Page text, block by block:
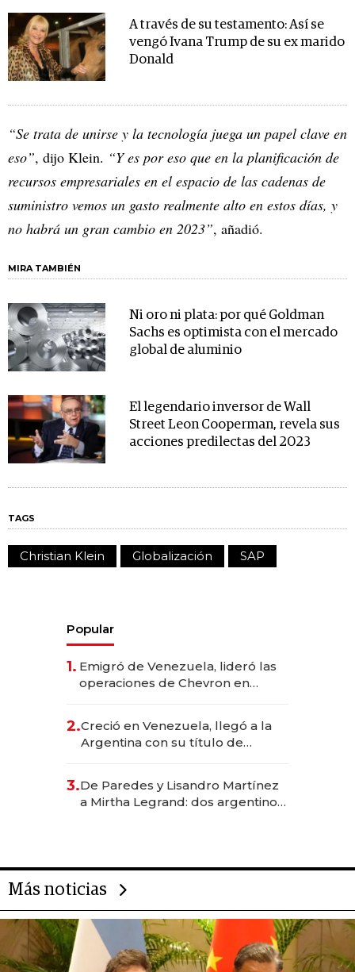
A través de su testamento: Así se
vengó Ivana Trump de su ex marido
Donald
“Se trata de unirse y la tecnología juega un papel clave en
eso”, dijo Klein. “Y es por eso que en la planificación de
recursos empresariales en el espacio de las cadenas de
suministro vemos un gasto realmente alto en estos días, y
no habrá un gran cambio en 2023”, añadió.
MIRA TAMBIÉN
Ni oro ni plata: por qué Goldman
Sachs es optimista con el mercado
global de aluminio
El legendario inversor de Wall
Street Leon Cooperman, revela sus
acciones predilectas del 2023
TAGS
Christian Klein Globalización SAP
Popular
1. Emigró de Venezuela, lideró las
operaciones de Chevron en
2.Creció en Venezuela, llegó a la
Argentina con su título de
las marcas "fast premium"
3.De Paredes y Lisandro Martínez
a Mirtha Legrand: dos argentinos
Más noticias